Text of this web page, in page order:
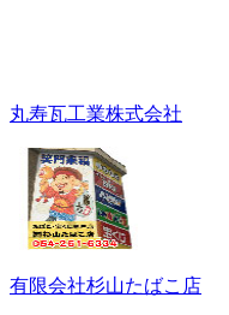
丸寿瓦工業株式会社
有限会社杉山たばこ店